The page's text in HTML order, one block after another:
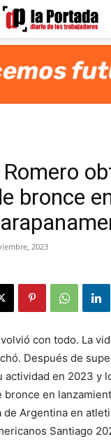
bronce
2023
con todo. La
Después de
actividad en 2023 y
en
de Argentina en
Santiago